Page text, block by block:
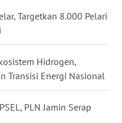
Targetkan 8.000 Pelari
Hidrogen,
Transisi Energi Nasional
PLN Jamin Serap